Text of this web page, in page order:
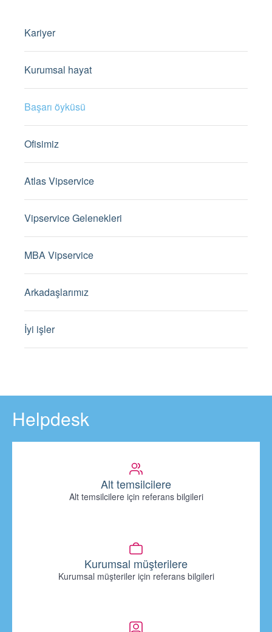
Kariyer
Kurumsal hayat
Başarı öyküsü
Ofisimiz
Atlas Vipservice
Vipservice Gelenekleri
MBA Vipservice
Arkadaşlarımız
İyi işler
Helpdesk
Alt temsilcilere
Alt temsilcilere için referans bilgileri
Kurumsal müşterilere
Kurumsal müşteriler için referans bilgileri